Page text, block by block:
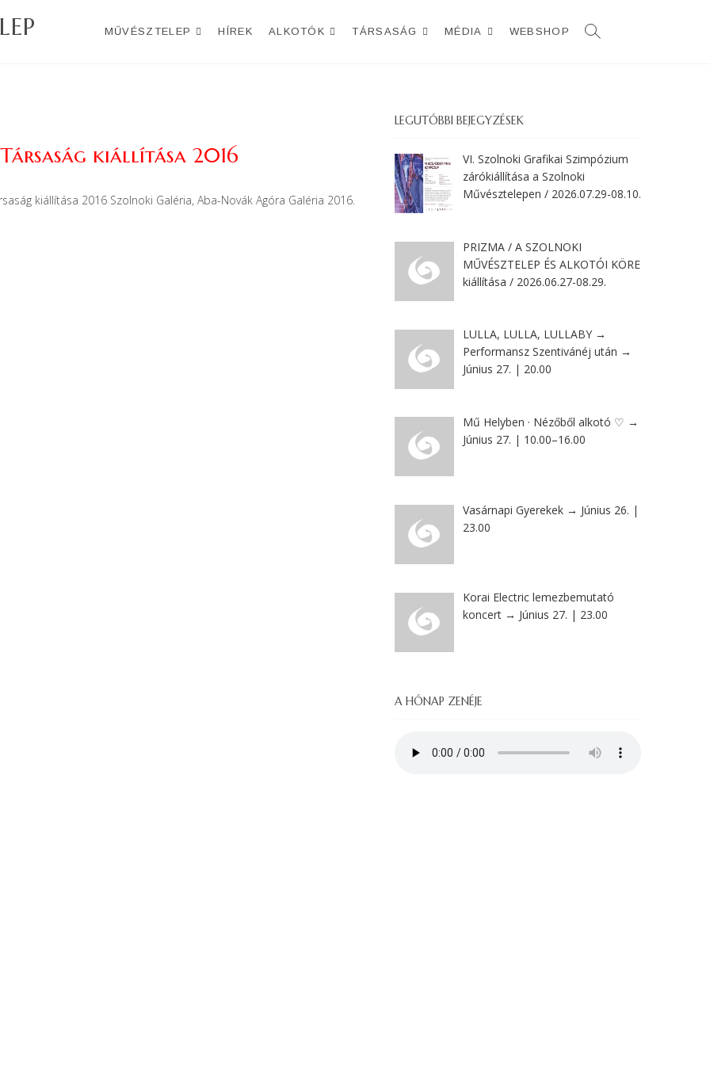
MŰVÉSZTELEP HÍREK ALKOTÓK TÁRSASÁG MÉDIA WEBSHOP
kiállítása 2016
kiállítása 2016 Szolnoki Galéria, Aba-Novák Agóra Galéria 2016.
LEGUTÓBBI BEJEGYZÉSEK
VI. Szolnoki Grafikai Szimpózium
zárókiállítása a Szolnoki
Művésztelepen / 2026.07.29-08.10.
PRIZMA / A SZOLNOKI
MŰVÉSZTELEP ÉS ALKOTÓI KÖRE
kiállítása / 2026.06.27-08.29.
LULLA, LULLA, LULLABY →
Performansz Szentivánéj után →
Június 27. | 20.00
Mű Helyben · Nézőből alkotó ♡ →
Június 27. | 10.00–16.00
Vasárnapi Gyerekek → Június 26. |
23.00
Korai Electric lemezbemutató
koncert → Június 27. | 23.00
A HÓNAP ZENÉJE